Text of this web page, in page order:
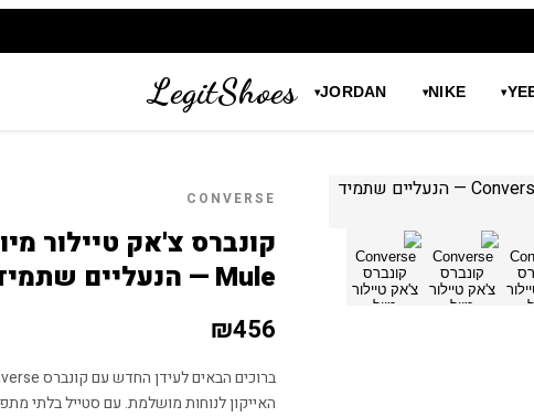
JORDAN
▾ NIKE
▾ ▾
LegitShoes
CONVERSE
Mule — הנעליים שתמיד תאהבו
₪456
האייקון לנוחות מושלמת. עם סטייל בלתי